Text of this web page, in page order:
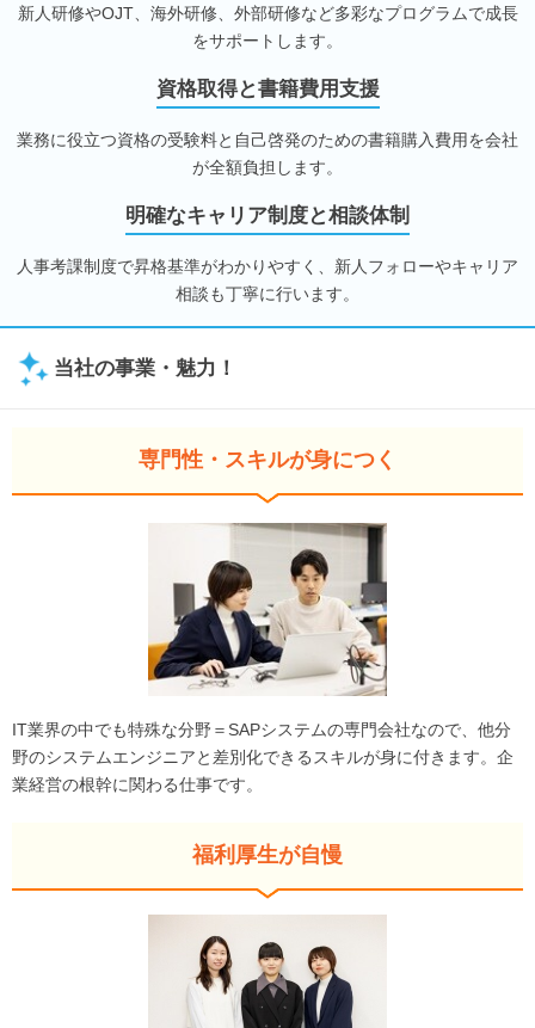
新人研修やOJT、海外研修、外部研修など多彩なプログラムで成長
をサポートします。
資格取得と書籍費用支援
業務に役立つ資格の受験料と自己啓発のための書籍購入費用を会社
が全額負担します。
明確なキャリア制度と相談体制
人事考課制度で昇格基準がわかりやすく、新人フォローやキャリア
相談も丁寧に行います。
当社の事業・魅力！
専門性・スキルが身につく
IT業界の中でも特殊な分野＝SAPシステムの専門会社なので、他分
野のシステムエンジニアと差別化できるスキルが身に付きます。企
業経営の根幹に関わる仕事です。
福利厚生が自慢